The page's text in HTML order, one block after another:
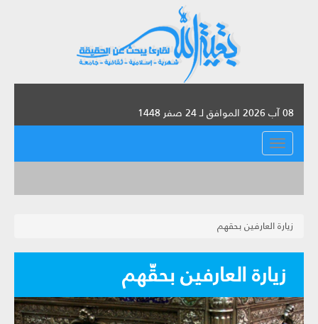
08 آب 2026 الموافق لـ 24 صفر 1448
القائمة
زيارة العارفين بحقهم
زيارة العارفين بحقّهم